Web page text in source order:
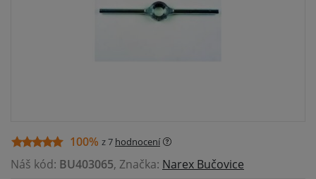
100% z 7 hodnocení
Náš kód: BU403065, Značka: Narex Bučovice